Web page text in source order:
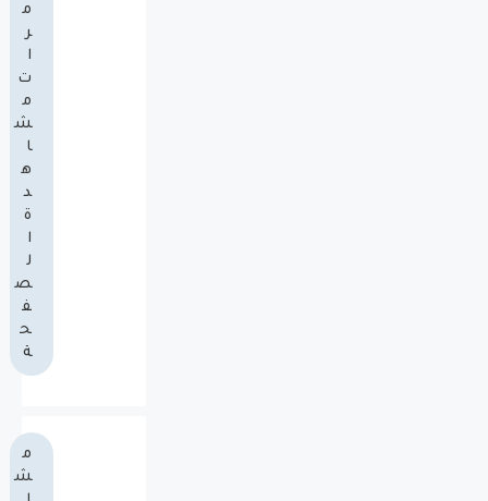
م
ر
ا
ت
م
ش
ا
ه
د
ة
ا
ل
ص
ف
ح
ة
م
ش